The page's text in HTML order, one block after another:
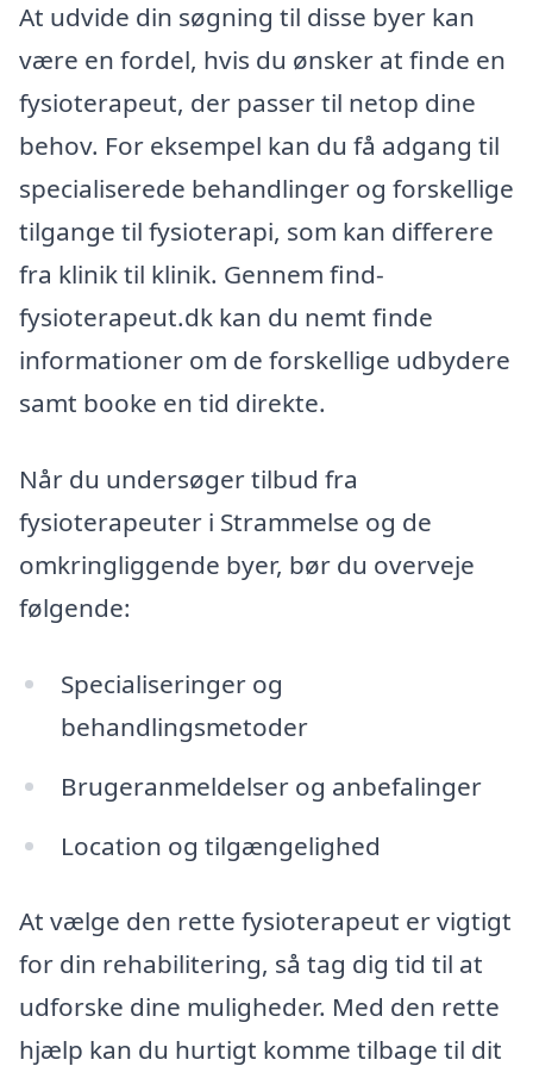
At udvide din søgning til disse byer kan
være en fordel, hvis du ønsker at finde en
fysioterapeut, der passer til netop dine
behov. For eksempel kan du få adgang til
specialiserede behandlinger og forskellige
tilgange til fysioterapi, som kan differere
fra klinik til klinik. Gennem find-
fysioterapeut.dk kan du nemt finde
informationer om de forskellige udbydere
samt booke en tid direkte.
Når du undersøger tilbud fra
fysioterapeuter i Strammelse og de
omkringliggende byer, bør du overveje
følgende:
Specialiseringer og
behandlingsmetoder
Brugeranmeldelser og anbefalinger
Location og tilgængelighed
At vælge den rette fysioterapeut er vigtigt
for din rehabilitering, så tag dig tid til at
udforske dine muligheder. Med den rette
hjælp kan du hurtigt komme tilbage til dit